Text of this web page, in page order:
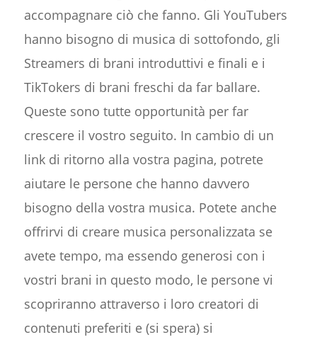
accompagnare ciò che fanno. Gli YouTubers
hanno bisogno di musica di sottofondo, gli
Streamers di brani introduttivi e finali e i
TikTokers di brani freschi da far ballare.
Queste sono tutte opportunità per far
crescere il vostro seguito. In cambio di un
link di ritorno alla vostra pagina, potrete
aiutare le persone che hanno davvero
bisogno della vostra musica. Potete anche
offrirvi di creare musica personalizzata se
avete tempo, ma essendo generosi con i
vostri brani in questo modo, le persone vi
scopriranno attraverso i loro creatori di
contenuti preferiti e (si spera) si